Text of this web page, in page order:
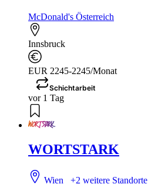
McDonald's Österreich
Innsbruck
EUR 2245-2245/Monat
Schichtarbeit
vor 1 Tag
WORTSTARK
Wien+2 weitere Standorte